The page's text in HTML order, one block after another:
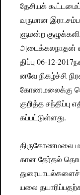
தேசியக்
வ­ரு­மான
ளு­மன்ற
அடைக்­க­ல­நாதன்
திப்பு 06-12-
னவே நிகழ்ச்சி
கோ­ண­ம­லைக்கு
குறித்த
கப்­பட்­டுள்­ளது.
திரு­கோ­ண­மலை
கான தேர்தல்
து­ரை­யா­டல்­களைச்
யலை